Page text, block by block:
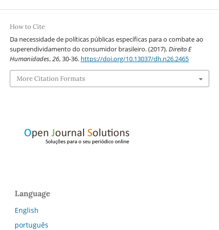
How to Cite
Da necessidade de políticas públicas específicas para o combate ao
superendividamento do consumidor brasileiro. (2017).Direito E
Humanidades,26, 30-36. https://doi.org/10.13037/dh.n26.2465
More Citation Formats
Language
English
português